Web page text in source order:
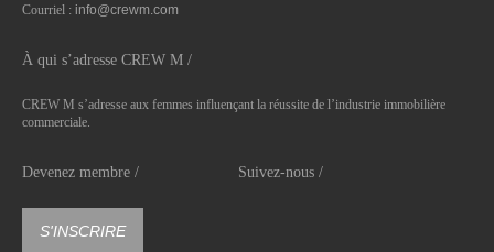
Courriel : info@crewm.com
À qui s’adresse CREW M /
CREW M s’adresse aux femmes influençant la réussite de l’industrie immobilière
commerciale.
Devenez membre /
S'INSCRIRE
Suivez-nous /